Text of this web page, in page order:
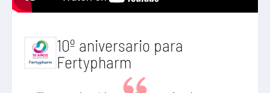
10º aniversario para
Fertypharm